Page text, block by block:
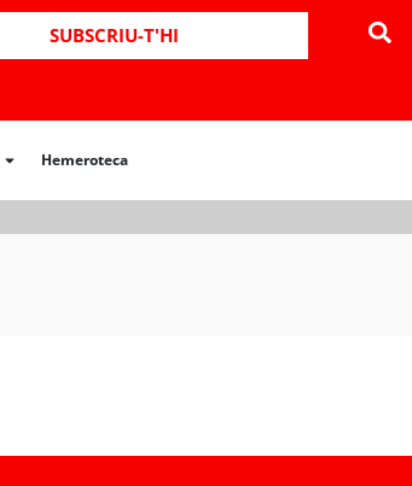
SUBSCRIU-T'HI
Hemeroteca
Hemeroteca